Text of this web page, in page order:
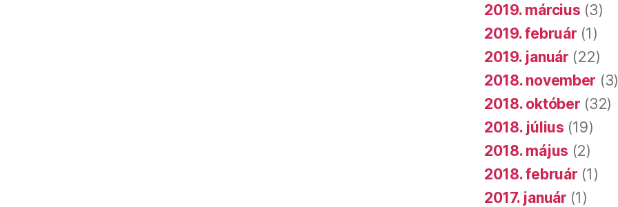
2019. március (3)
2019. február (1)
2019. január (22)
2018. november (3)
2018. október (32)
2018. július (19)
2018. május (2)
2018. február (1)
2017. január (1)